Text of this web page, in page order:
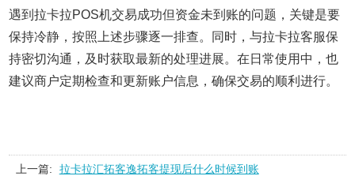
遇到拉卡拉POS机交易成功但资金未到账的问题，关键是要
保持冷静，按照上述步骤逐一排查。同时，与拉卡拉客服保
持密切沟通，及时获取最新的处理进展。在日常使用中，也
建议商户定期检查和更新账户信息，确保交易的顺利进行。
上一篇:
拉卡拉汇拓客逸拓客提现后什么时候到账